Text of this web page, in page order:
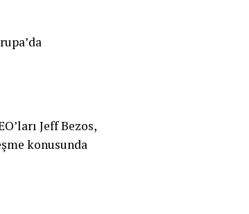
Jeff Bezos,
konusunda